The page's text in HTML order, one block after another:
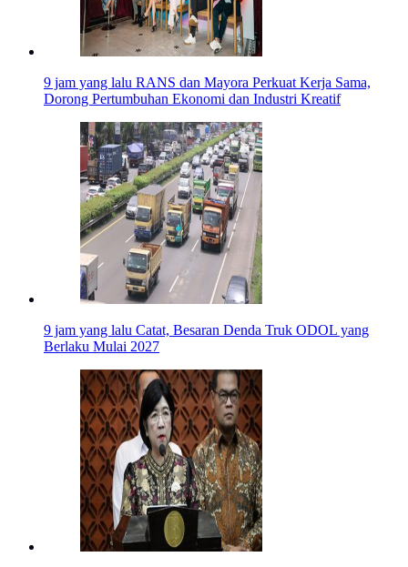
9 jam yang lalu RANS dan Mayora Perkuat Kerja Sama,
Dorong Pertumbuhan Ekonomi dan Industri Kreatif
9 jam yang lalu Catat, Besaran Denda Truk ODOL yang
Berlaku Mulai 2027